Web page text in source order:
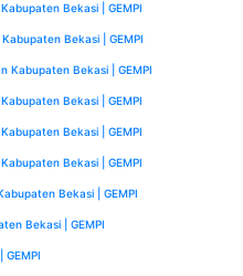
Bekasi | GEMPI
Bekasi | GEMPI
Kabupaten Bekasi | GEMPI
Bekasi | GEMPI
Bekasi | GEMPI
Bekasi | GEMPI
Bekasi | GEMPI
Bekasi | GEMPI